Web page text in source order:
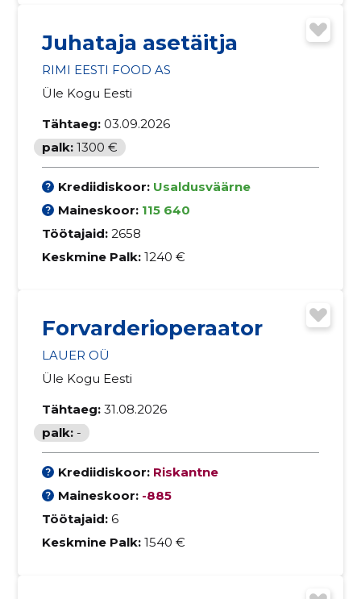
Juhataja asetäitja
RIMI EESTI FOOD AS
Üle Kogu Eesti
Tähtaeg: 03.09.2026
palk: 1300 €
Krediidiskoor: Usaldusväärne
Maineskoor: 115 640
Töötajaid: 2658
Keskmine Palk: 1240 €
Forvarderioperaator
LAUER OÜ
Üle Kogu Eesti
Tähtaeg: 31.08.2026
palk: -
Krediidiskoor: Riskantne
Maineskoor: -885
Töötajaid: 6
Keskmine Palk: 1540 €